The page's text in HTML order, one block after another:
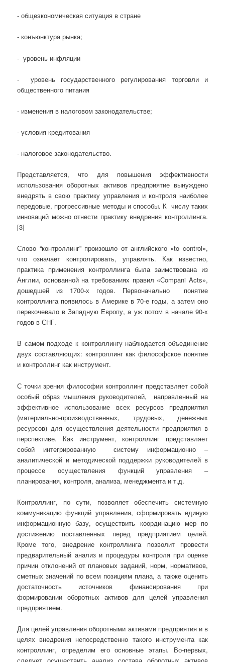
- общеэкономическая ситуация в стране
- конъюнктура рынка;
- уровень инфляции
- уровень государственного регулирования торговли и
общественного питания
- изменения в налоговом законодательстве;
- условия кредитования
- налоговое законодательство.
Представляется, что для повышения эффективности
использования оборотных активов предприятие вынуждено
внедрять в свою практику управления и контроля наиболее
передовые, прогрессивные методы и способы. К числу таких
инноваций можно отнести практику внедрения контроллинга.
[3]
Слово “контроллинг” произошло от английского «to control»,
что означает контролировать, управлять. Как известно,
практика применения контроллинга была заимствована из
Англии, осно­ванной на требованиях правил «Сompani Acts»,
дошедшей из 1700-х го­дов. Первоначально понятие
контроллинга появилось в Америке в 70-е годы, а затем оно
перекоче­вало в Западную Европу, а уж потом в начале 90-х
годов в СНГ.
В самом подходе к контроллингу наблюдается объединение
двух составляющих: контроллинг как фи­лософское понятие
и контроллинг как инструмент.
С точки зрения философии контроллинг представляет собой
особый образ мышления руководителей, направленный на
эффективное использование всех ресурсов предприятия
(материально-производственных, трудовых, денежных
ресурсов) для осуществления деятельности предприятия в
перспективе. Как инструмент, контроллинг представляет
собой интегрированную систему ин­формационно –
аналитической и методической поддержки руко­водителей в
процессе осуществления функций управления –
планирования, контроля, анализа, менеджмента и т.д.
Контроллинг, по сути, позволяет обеспечить системную
коммуникацию функций управления, сформировать единую
информационную базу, осуществить координацию мер по
достижению поставленных перед предприятием целей.
Кроме того, внедрение контроллинга позволит провести
предварительный анализ и процедуры контроля при оценке
причин отклонений от плановых заданий, норм, нормативов,
сметных значений по всем позициям плана, а также оценить
достаточность источников финансирования при
формировании оборотных активов для целей управления
предприятием.
Для целей управления оборотными активами предприятия и в
целях внедрения непосредственно такого инструмента как
контроллинг, определим его основные этапы. Во-первых,